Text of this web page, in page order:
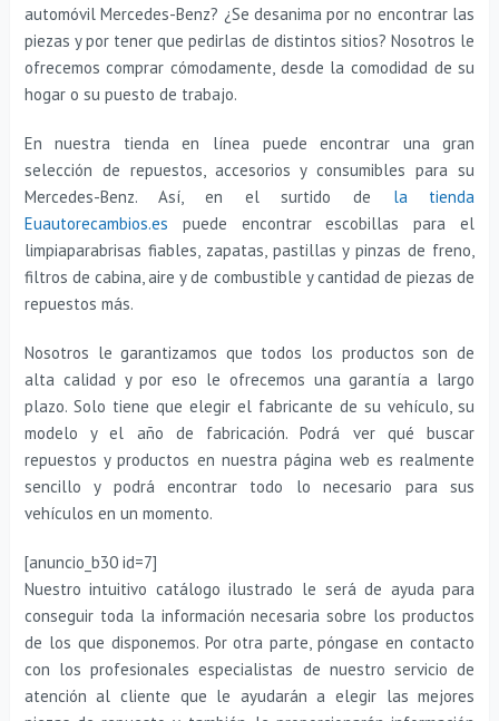
automóvil Mercedes-Benz? ¿Se desanima por no encontrar las
piezas y por tener que pedirlas de distintos sitios? Nosotros le
ofrecemos comprar cómodamente, desde la comodidad de su
hogar o su puesto de trabajo.
En nuestra tienda en línea puede encontrar una gran
selección de repuestos, accesorios y consumibles para su
Mercedes-Benz. Así, en el surtido de la tienda
Euautorecambios.es puede encontrar escobillas para el
limpiaparabrisas fiables, zapatas, pastillas y pinzas de freno,
filtros de cabina, aire y de combustible y cantidad de piezas de
repuestos más.
Nosotros le garantizamos que todos los productos son de
alta calidad y por eso le ofrecemos una garantía a largo
plazo. Solo tiene que elegir el fabricante de su vehículo, su
modelo y el año de fabricación. Podrá ver qué buscar
repuestos y productos en nuestra página web es realmente
sencillo y podrá encontrar todo lo necesario para sus
vehículos en un momento.
[anuncio_b30 id=7]
Nuestro intuitivo catálogo ilustrado le será de ayuda para
conseguir toda la información necesaria sobre los productos
de los que disponemos. Por otra parte, póngase en contacto
con los profesionales especialistas de nuestro servicio de
atención al cliente que le ayudarán a elegir las mejores